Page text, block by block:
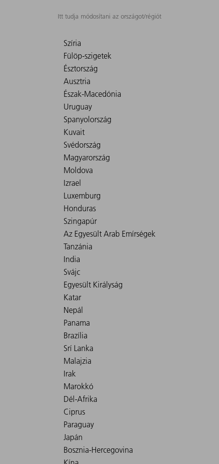
Itt tudja módosítani az országot/régiót